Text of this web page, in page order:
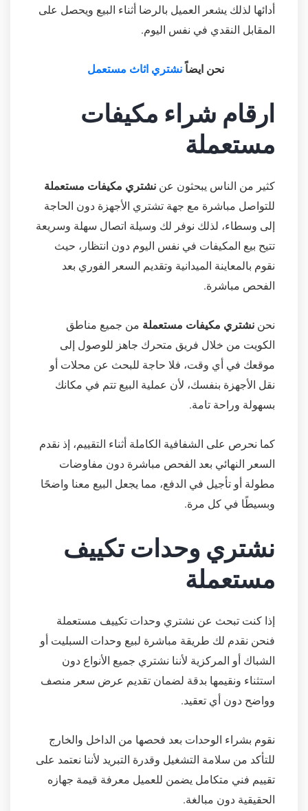
أدائها لذلك يشعر العميل بالرضا أثناء البيع ويحصل على
المقابل النقدي في نفس اليوم.
نحن ايضاًنشتري اثاث مستعمل
ارقام شراء مكيفات
مستعملة
كثير من الناس يبحثون عن نشتري مكيفات مستعملة
للتواصل مباشرة مع جهة تشتري الأجهزة دون الحاجة
إلى وسطاء، لذلك نوفر لك وسيلة اتصال سهلة وسريعة
تتيح بيع المكيفات في نفس اليوم دون انتظار، حيث
نقوم بالمعاينة الميدانية وتقديم السعر الفوري بعد
الفحص مباشرة.
نحن نشتري مكيفات مستعملة من جميع مناطق
الكويت من خلال فريق متحرك جاهز للوصول إلى
موقعك في أي وقت، فلا حاجة للبحث عن محلات أو
نقل الأجهزة بنفسك، لأن عملية البيع تتم في مكانك
بسهولة وراحة تامة.
كما نحرص على الشفافية الكاملة أثناء التقييم، إذ نقدم
السعر النهائي بعد الفحص مباشرة دون مفاوضات
مطولة أو تأجيل في الدفع، مما يجعل البيع معنا واضحًا
وبسيطًا في كل مرة.
نشتري وحدات تكييف
مستعملة
إذا كنت تبحث عن نشتري وحدات تكييف مستعملة
فنحن نقدم لك طريقة مباشرة لبيع وحدات السبليت أو
الشباك أو المركزية لأننا نشتري جميع الأنواع دون
استثناء ونقيمها بدقة لضمان تقديم عرض سعر منصف
وواضح دون أي تعقيد.
نقوم بشراء الوحدات بعد فحصها من الداخل والخارج
للتأكد من سلامة التشغيل وقدرة التبريد لأننا نعتمد على
تقييم فني متكامل يضمن للعميل معرفة قيمة جهازه
الحقيقية دون مبالغة.